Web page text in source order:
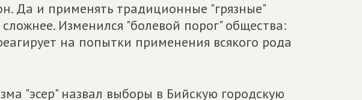
Да и применять традиционные "грязные"
Изменился "болевой порог" общества:
на попытки применения всякого рода
"эсер" назвал выборы в Бийскую городскую